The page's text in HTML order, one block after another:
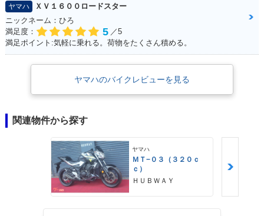
ヤマハ
ＸＶ１６００ロードスター
ニックネーム：ひろ
満足度：
5 ／5
満足ポイント:気軽に乗れる。荷物をたくさん積める。
ヤマハのバイクレビューを見る
関連物件から探す
ヤマハ
ＭＴ−０３（３２０ｃ
ｃ）
ＨＵＢＷＡＹ